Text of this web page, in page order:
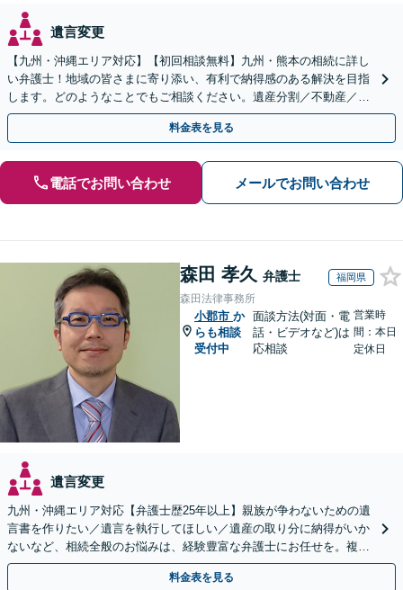
遺言変更
【九州・沖縄エリア対応】【初回相談無料】九州・熊本の相続に詳し
い弁護士！地域の皆さまに寄り添い、有利で納得感のある解決を目指
します。どのようなことでもご相談ください。遺産分割／不動産／遺
言書／使い込み／寄与分／遺留分／相続放棄【完全個室】
料金表を見る
電話でお問い合わせ メールでお問い合わせ
森田 孝久 弁護士 福岡県
森田法律事務所
小郡市 か
らも相談
受付中
面談方法(対面・電
話・ビデオなど)は
応相談
営業時
間：本日
定休日
遺言変更
九州・沖縄エリア対応【弁護士歴25年以上】親族が争わないための遺
言書を作りたい／遺言を執行してほしい／遺産の取り分に納得がいか
ないなど、相続全般のお悩みは、経験豊富な弁護士にお任せを。複雑
な問題も粘り強く対応し、解決に導きます。
料金表を見る